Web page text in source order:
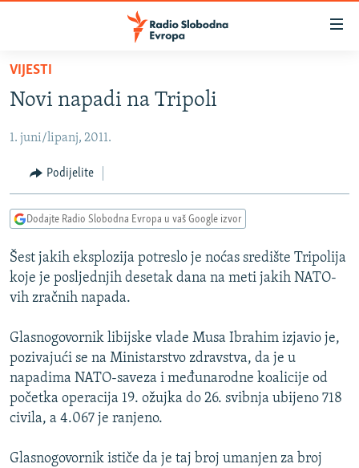
Pređite
glavni
Pređite
Pređite
pretragu
BOSNA I HERCEGOVINA
SRBIJA
KOSOVO
VIZUELNO
VIDEO
FOTOGALERIJE
PODCASTI
RAT U UKRAJINI
RSE PRIČE IZ SVIJETA
ISPRIČAJ MI
DNEVNO@RSE
VIŠE OD NASLOVA
VIJESTI
Novi napadi na Tripoli
1. juni/lipanj, 2011.
Podijelite
Dodajte Radio Slobodna Evropa u vaš Google izvor
Šest jakih eksplozija potreslo je noćas središte Tripolija
koje je posljednjih desetak dana na meti jakih NATO-
vih zračnih napada.
Glasnogovornik libijske vlade Musa Ibrahim izjavio je,
pozivajući se na Ministarstvo zdravstva, da je u
napadima NATO-saveza i međunarodne koalicije od
početka operacija 19. ožujka do 26. svibnja ubijeno 718
civila, a 4.067 je ranjeno.
Glasnogovornik ističe da je taj broj umanjen za broj